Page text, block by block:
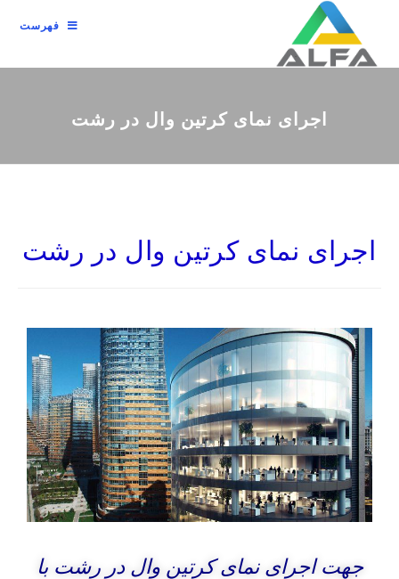
فهرست
اجرای نمای کرتین وال در رشت
اجرای نمای کرتین وال در رشت
جهت اجرای نمای کرتین وال در رشت با